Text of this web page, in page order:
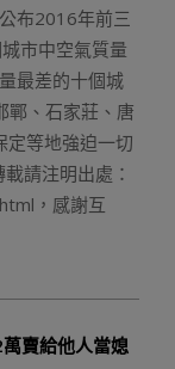
布2016年前三
市中空氣質量
最差的十個城
鄲、石家莊、唐
定等地強迫一切
請注明出處：
，感謝互
賣給他人當媳